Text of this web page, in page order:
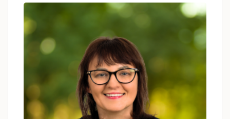
Joanna Czuma- Sitek
psycholog, psychoterapeutka, coach